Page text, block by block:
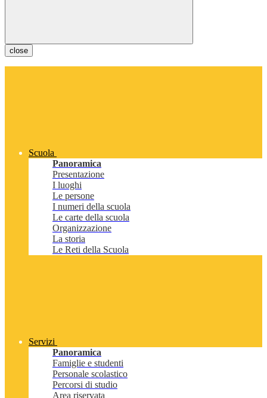
close
Scuola
Panoramica
Presentazione
I luoghi
Le persone
I numeri della scuola
Le carte della scuola
Organizzazione
La storia
Le Reti della Scuola
Servizi
Panoramica
Famiglie e studenti
Personale scolastico
Percorsi di studio
Area riservata